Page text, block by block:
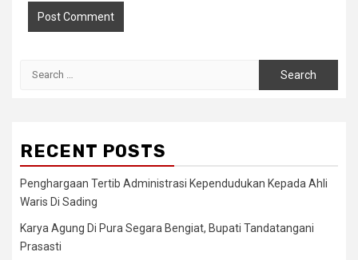
RECENT POSTS
Penghargaan Tertib Administrasi Kependudukan Kepada Ahli
Waris Di Sading
Karya Agung Di Pura Segara Bengiat, Bupati Tandatangani
Prasasti